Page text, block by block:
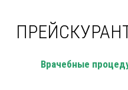
Врачебные